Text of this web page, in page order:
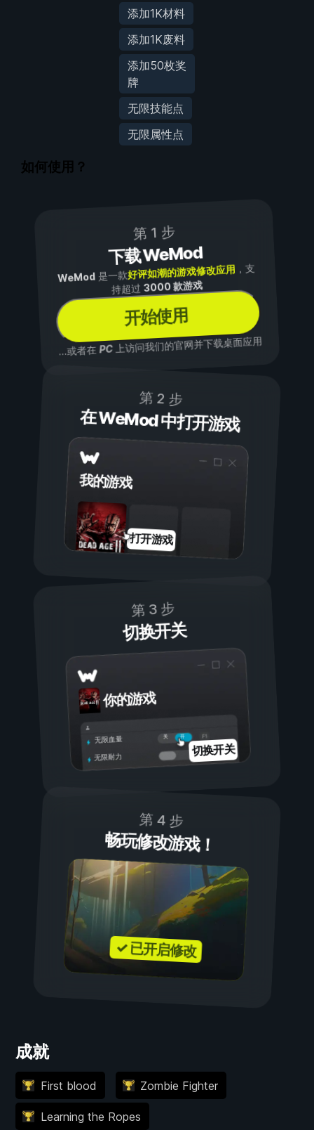
添加1K材料
添加1K废料
添加50枚奖
牌
无限技能点
无限属性点
如何使用？
第 1 步
下载 WeMod
WeMod是一款好评如潮的游戏修改应用 ，支
持超过3000 款游戏
开始使用
...或者在PC上访问我们的官网并下载桌面应用
第 2 步
在 WeMod 中打开游戏
我的游戏
打开游戏
第 3 步
切换开关
你的游戏
开
关
无限血量
无限耐力
切换开关
第 4 步
畅玩修改游戏！
✓ 已开启修改
成就
First blood Zombie Fighter
Learning the Ropes